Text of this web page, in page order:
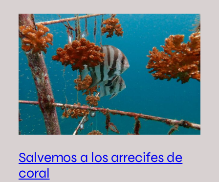
Salvemos a los arrecifes de
coral